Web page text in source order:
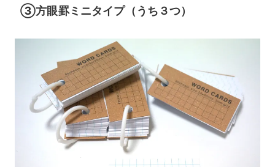
③方眼罫ミニタイプ（うち３つ）